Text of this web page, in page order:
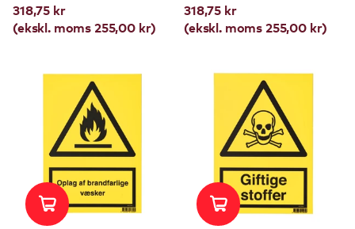
318,75 kr
(ekskl. moms 255,00 kr)
318,75 kr
(ekskl. moms 255,00 kr)